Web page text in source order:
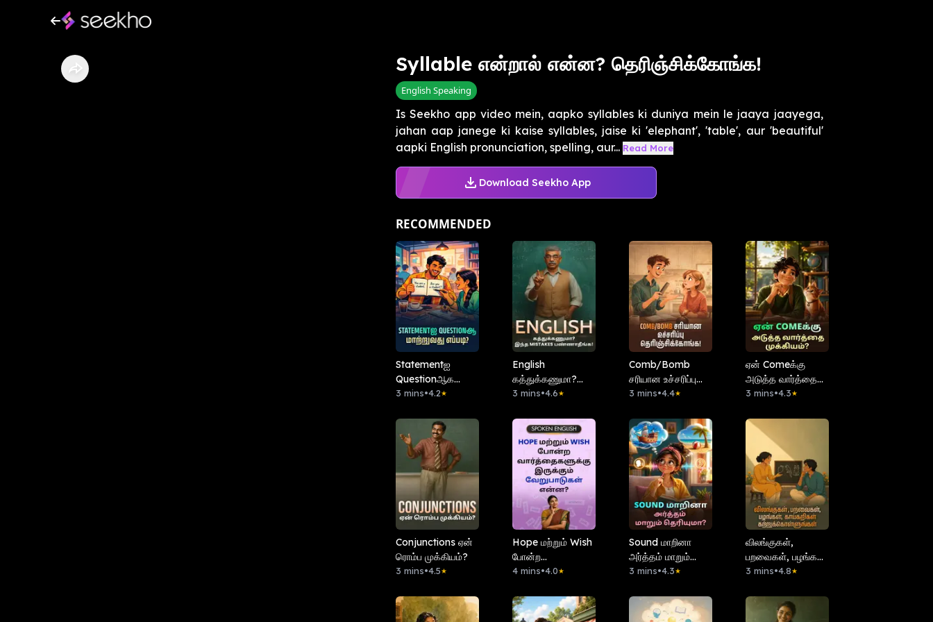
Syllable என்றால் என்ன? தெரிஞ்சிக்கோங்க!
English Speaking
Is Seekho app video mein, aapko syllables ki duniya mein le jaaya jaayega,
jahan aap janege ki kaise syllables, jaise ki 'elephant', 'table', aur 'beautiful'
aapki English pronunciation, spelling, aur... Read More
Download Seekho App
RECOMMENDED
Statementஐ
Questionஆக
மாற்றுவது எப்படி?
3 mins•4.2★
English
கத்துக்கணுமா?
இந்த Mistakes
3 mins•4.6★
Comb/Bomb
சரியான உச்சரிப்பு
தெரிஞ்சிக்கோங்க!
3 mins•4.4★
ஏன் Comeக்கு
அடுத்த வார்த்தை
முக்கியம்?
3 mins•4.3★
Conjunctions ஏன்
ரொம்ப முக்கியம்?
3 mins•4.5★
Hope மற்றும் Wish
போன்ற
வார்த்தைகளுக்கு
வேறுபாடுகள்
என்ன?
4 mins•4.0★
Sound மாறினா
அர்த்தம் மாறும்
தெரியுமா?
3 mins•4.3★
விலங்குகள்,
பறவைகள், பழங்கள்,
காய்கறிகள்
3 mins•4.8★